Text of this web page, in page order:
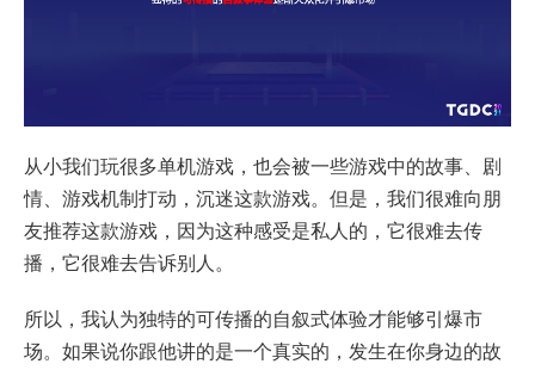
从小我们玩很多单机游戏，也会被一些游戏中的故事、剧
情、游戏机制打动，沉迷这款游戏。但是，我们很难向朋
友推荐这款游戏，因为这种感受是私人的，它很难去传
播，它很难去告诉别人。
所以，我认为独特的可传播的自叙式体验才能够引爆市
场。如果说你跟他讲的是一个真实的，发生在你身边的故